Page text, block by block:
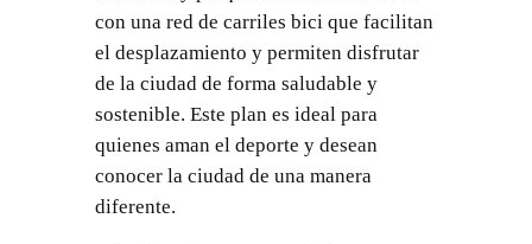
con una red de carriles bici que facilitan
el desplazamiento y permiten disfrutar
de la ciudad de forma saludable y
sostenible. Este plan es ideal para
quienes aman el deporte y desean
conocer la ciudad de una manera
diferente.